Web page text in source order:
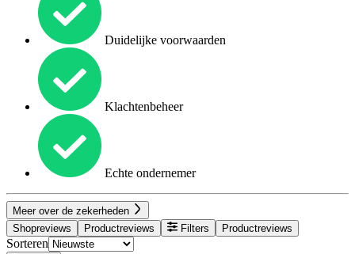
Duidelijke voorwaarden
Klachtenbeheer
Echte ondernemer
Meer over de zekerheden
Shopreviews
Productreviews Filters Productreviews
Sorteren